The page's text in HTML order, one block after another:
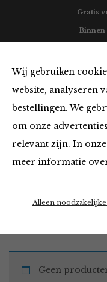
Wij gebruiken
website, analyseren
bestellingen. We
om onze
relevant zijn. In onze
meer informatie
Alleen
Gratis
Binnen
Must Haves
Home Winkel
Geen